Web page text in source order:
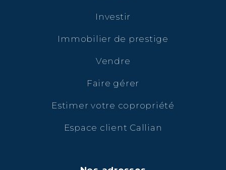
Investir
Immobilier de prestige
Vendre
Faire gérer
Estimer votre copropriété
Espace client Callian